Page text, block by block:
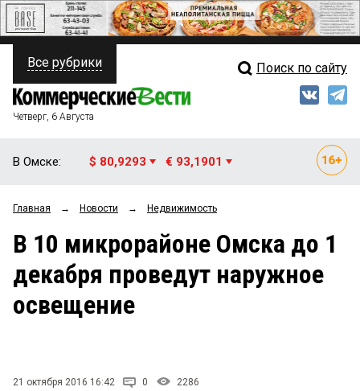
ПОЛИТИКА
ФИНАНСЫ
ОБЩЕСТВО
ЗАКОН
НОВОСТИ КОМПАНИЙ
Свежий выпуск
Мнения
Рейтинги
Блоги
Все рубрики Поиск по сайту
Четверг, 6 Августа
В Омске: $ 80,9293 € 93,1901
Главная → Новости → Недвижимость
В 10 микрорайоне Омска до 1
декабря проведут наружное
освещение
21 октября 2016 16:42 0 2286